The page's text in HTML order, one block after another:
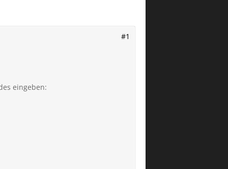
#1
eingeben: